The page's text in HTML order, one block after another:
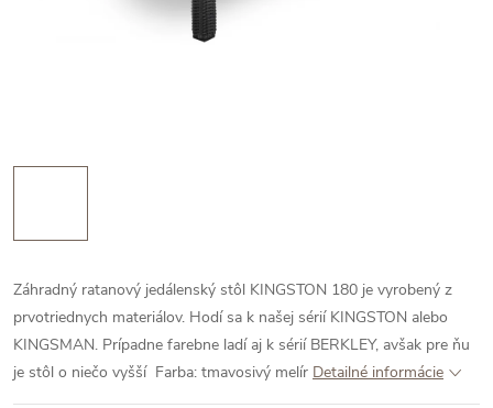
Záhradný ratanový jedálenský stôl KINGSTON 180 je vyrobený z
prvotriednych materiálov. Hodí sa k našej sérií KINGSTON alebo
KINGSMAN. Prípadne farebne ladí aj k sérií BERKLEY, avšak pre ňu
je stôl o niečo vyšší Farba: tmavosivý melír Detailné informácie